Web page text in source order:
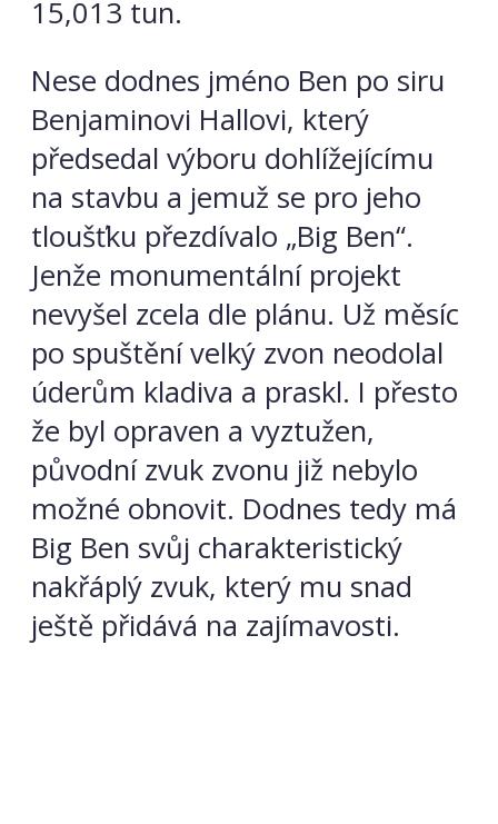
15,013 tun.
Nese dodnes jméno Ben po siru
Benjaminovi Hallovi, který
předsedal výboru dohlížejícímu
na stavbu a jemuž se pro jeho
tloušťku přezdívalo „Big Ben“.
Jenže monumentální projekt
nevyšel zcela dle plánu. Už měsíc
po spuštění velký zvon neodolal
úderům kladiva a praskl. I přesto
že byl opraven a vyztužen,
původní zvuk zvonu již nebylo
možné obnovit. Dodnes tedy má
Big Ben svůj charakteristický
nakřáplý zvuk, který mu snad
ještě přidává na zajímavosti.